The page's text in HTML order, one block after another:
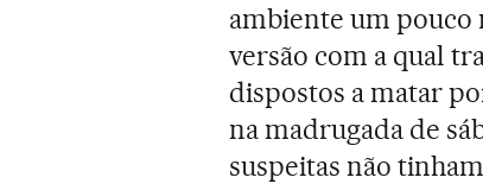
ambiente um pouco
versão com a qual
dispostos a matar
na madrugada de
suspeitas não